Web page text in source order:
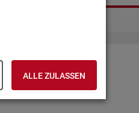
ALLE ZULASSEN